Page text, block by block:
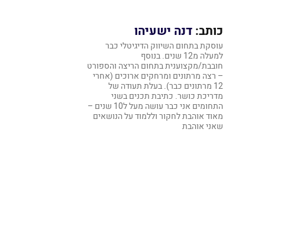
כותב: דנה ישעיהו
עוסקת בתחום השיווק הדיגיטלי כבר
למעלה מ12 שנים. בנוסף
חובבת/מקצוענית בתחום הריצה והספורט
– רצה מרתונים ומרחקים ארוכים (אחרי
12 מרתונים כבר). בעלת תעודה של
מדריכת כושר. כתיבת תכנים בשני
התחומים אני כבר עושה מעל ל10 שנים –
מאוד אוהבת לחקור וללמוד על הנושאים
שאני אוהבת